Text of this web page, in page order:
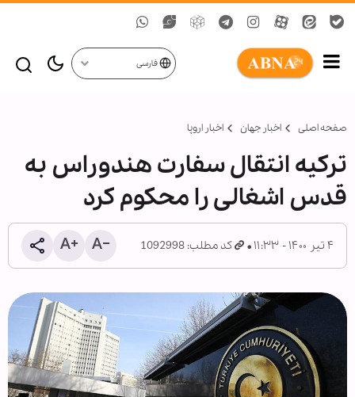
فارسی
صفحه اصلی اخبار جهان اخبار اروپا
ترکیه انتقال سفارت هندوراس به
قدس اشغالی را محکوم کرد
۴ تیر ۱۴۰۰ - ۱۱:۳۳ کد مطلب: 1092998